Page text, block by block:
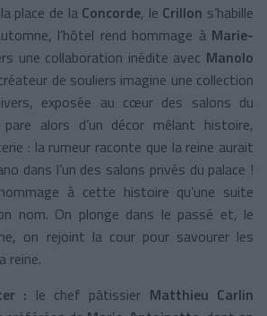
place de la Concorde, le Crillon s’habille
l’hôtel rend hommage à Marie-
une collaboration inédite avec Manolo
de souliers imagine une collection
exposée au cœur des salons du
alors d’un décor mêlant histoire,
: la rumeur raconte que la reine aurait
dans l’un des salons privés du palace !
à cette histoire qu’une suite
nom. On plonge dans le passé et, le
on rejoint la cour pour savourer les
reine.
: le chef pâtissier Matthieu Carlin